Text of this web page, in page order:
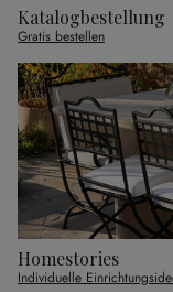
Katalogbestellung
Gratis bestellen
Homestories
Individuelle